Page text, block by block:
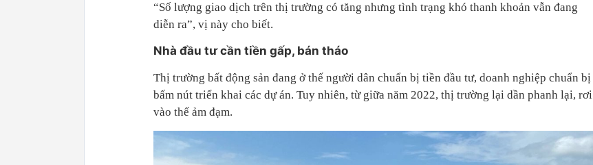
“Số lượng giao dịch trên thị trường có tăng nhưng tình trạng khó thanh khoản vẫn đang
diễn ra”, vị này cho biết.
Nhà đầu tư cần tiền gấp, bán tháo
Thị trường bất động sản đang ở thế người dân chuẩn bị tiền đầu tư, doanh nghiệp chuẩn bị
bấm nút triển khai các dự án. Tuy nhiên, từ giữa năm 2022, thị trường lại dần phanh lại, rơi
vào thế ảm đạm.